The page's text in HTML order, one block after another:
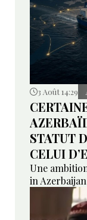
3 Août 14:29
STATUT
CELUI
Une
in